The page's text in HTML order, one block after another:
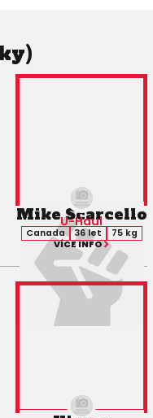
Mike Scarcello
U-Haul
Canada 36 let
75 kg
VÍCE INFO